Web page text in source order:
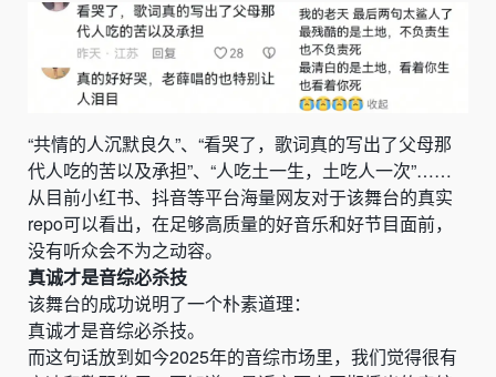
“共情的人沉默良久”、“看哭了，歌词真的写出了父母那
代人吃的苦以及承担”、“人吃土一生，土吃人一次”……
从目前小红书、抖音等平台海量网友对于该舞台的真实
repo可以看出，在足够高质量的好音乐和好节目面前，
没有听众会不为之动容。
真诚才是音综必杀技
该舞台的成功说明了一个朴素道理：
真诚才是音综必杀技。
而这句话放到如今2025年的音综市场里，我们觉得很有